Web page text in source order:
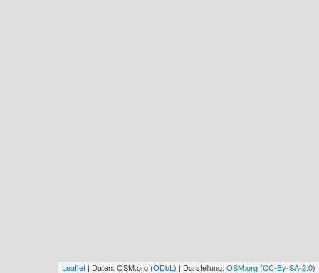
Leaflet | Daten: OSM.org (ODbL ) | Darstellung: OSM.org (CC-By-SA-2.0)